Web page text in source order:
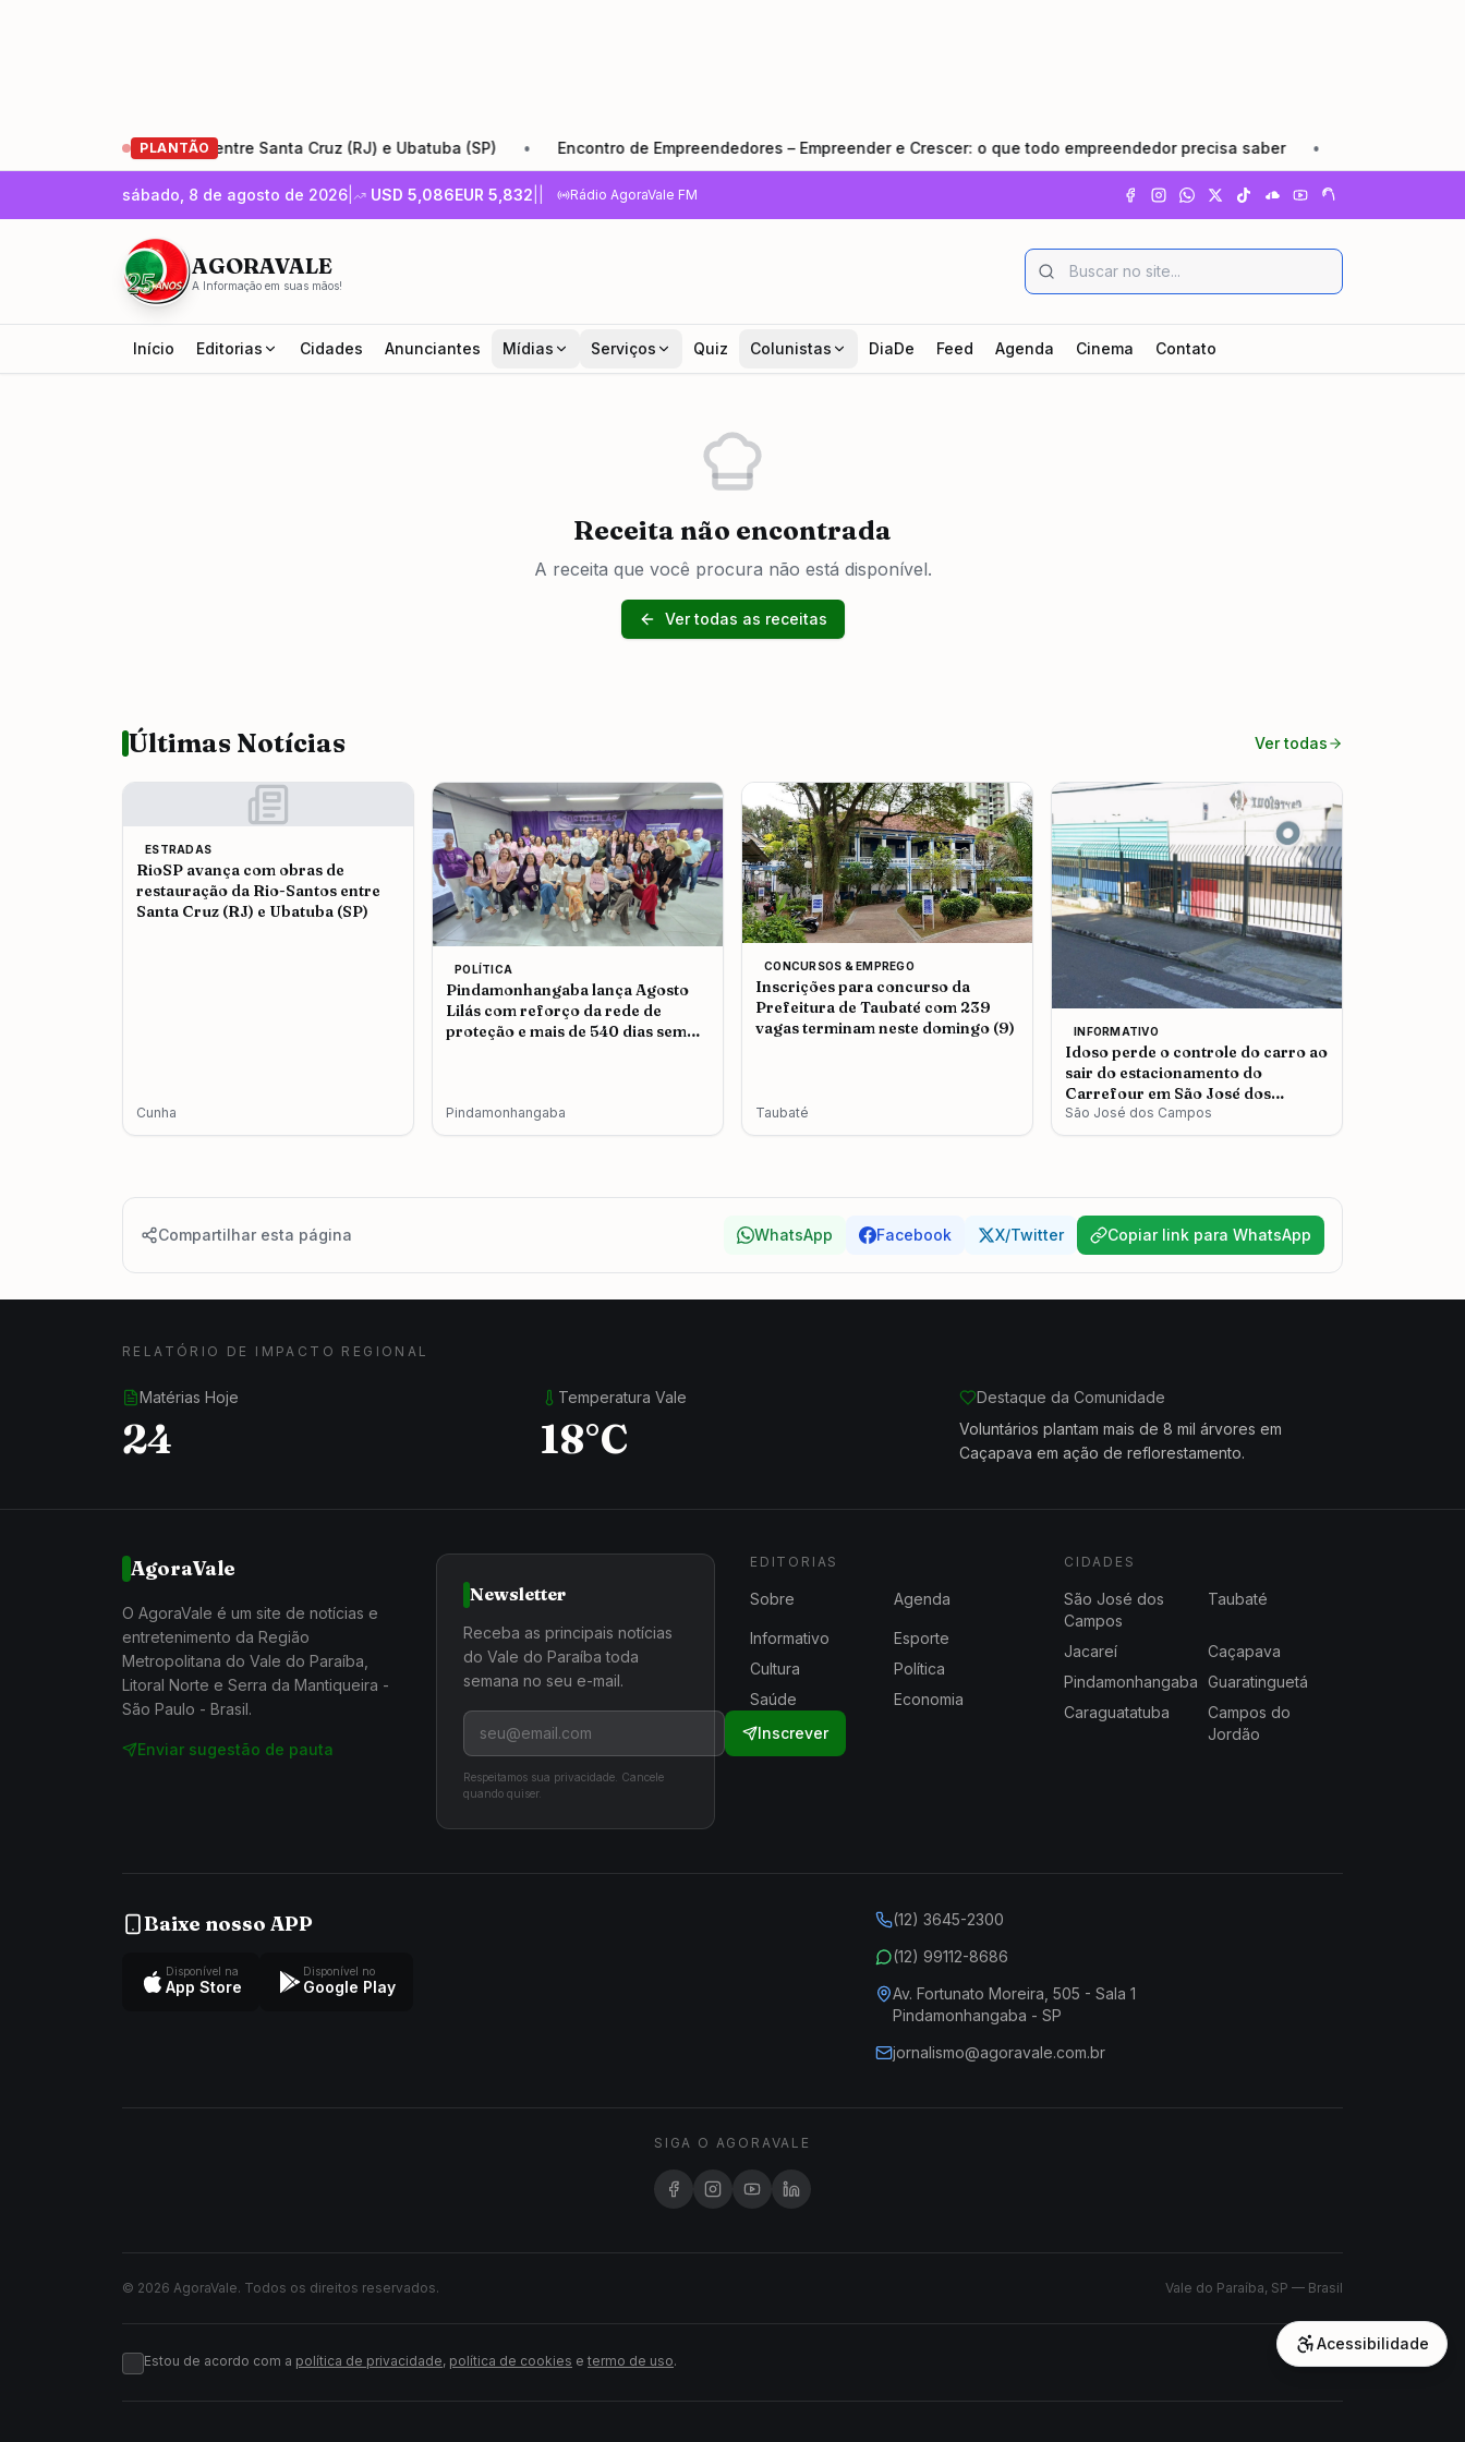
PLANTÃO
da Rio-Santos entre Santa Cruz (RJ) e Ubatuba (SP) • Encontro de Empreendedores – Empreender e Crescer: o que todo empreendedor precisa saber • Pindamonhangaba
sábado, 8 de agosto de 2026 USD 5,086EUR 5,832 Rádio AgoraVale FM
AGORAVALE
A Informação em suas mãos!
Início Editorias Cidades Anunciantes Mídias Serviços Quiz Colunistas DiaDe Feed Agenda Cinema Contato
Receita não encontrada
A receita que você procura não está disponível.
Ver todas as receitas
Últimas Notícias Ver todas
ESTRADAS
RioSP avança com obras de
restauração da Rio-Santos entre
Santa Cruz (RJ) e Ubatuba (SP)
Cunha
POLÍTICA
Pindamonhangaba lança Agosto
Lilás com reforço da rede de
proteção e mais de 540 dias sem
Pindamonhangaba
CONCURSOS & EMPREGO
Inscrições para concurso da
Prefeitura de Taubaté com 239
vagas terminam neste domingo (9)
Taubaté
INFORMATIVO
Idoso perde o controle do carro ao
sair do estacionamento do
Carrefour em São José dos
Campos
São José dos Campos
Compartilhar esta página WhatsApp Facebook X/Twitter Copiar link para WhatsApp
RELATÓRIO DE IMPACTO REGIONAL
Matérias Hoje
24
Temperatura Vale
18°C
Destaque da Comunidade
Voluntários plantam mais de 8 mil árvores em
Caçapava em ação de reflorestamento.
AgoraVale
O AgoraVale é um site de notícias e
entretenimento da Região
Metropolitana do Vale do Paraíba,
Litoral Norte e Serra da Mantiqueira -
São Paulo - Brasil.
Enviar sugestão de pauta
Newsletter
Receba as principais notícias
do Vale do Paraíba toda
semana no seu e-mail.
Inscrever
Respeitamos sua privacidade. Cancele
quando quiser.
EDITORIAS
Sobre Agenda
Informativo
Esporte
Cultura
Política
Saúde
Economia
CIDADES
São José dos
Campos
Taubaté
Jacareí
Caçapava
Pindamonhangaba Guaratinguetá
Caraguatatuba
Campos do
Jordão
Baixe nosso APP
Disponível na
App Store
Disponível no
Google Play
(12) 3645-2300
(12) 99112-8686
Av. Fortunato Moreira, 505 - Sala 1
Pindamonhangaba - SP
jornalismo@agoravale.com.br
SIGA O AGORAVALE
© 2026 AgoraVale. Todos os direitos reservados. Vale do Paraíba, SP — Brasil
Estou de acordo com a política de privacidade, política de cookies e termo de uso.
Acessibilidade